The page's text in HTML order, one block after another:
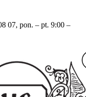
07, pon. – pt. 9:00 –